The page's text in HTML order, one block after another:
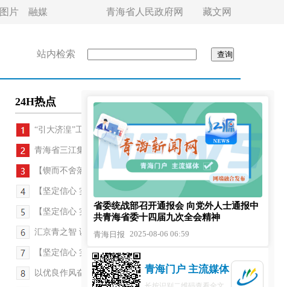
图片 融媒 青海省人民政府网 藏文网
站内检索
24H热点
“引大济湟”工程综合效益发挥专题工作会议召开
青海省三江集团振兴发展大会召开
【锲而不舍落实中央八项规定精神】青海互助：解决...
【坚定信心 实干争先】青海西宁举行场景创新大会暨...
【坚定信心 实干争先】玛尔挡水电站年发电量突破25...
汇京青之智 谋高原之兴——2025年“京青专家服务活...
【坚定信心 实干争先】拓路蓝天——写在西宁曹家堡...
以优良作风奋进新征程开创新局面——论贯彻落实省...
省委统战部召开通报会 向党外人士通报中
共青海省委十四届九次全会精神
青海日报 2025-08-06 06:59
青海门户 主流媒体